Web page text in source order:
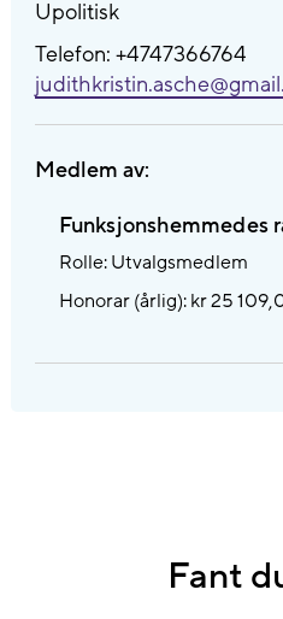
Upolitisk
Telefon: +4747366764
Medlem av:
Funksjonshemmedes
Rolle: Utvalgsmedlem
Honorar (årlig): kr 25
Fant